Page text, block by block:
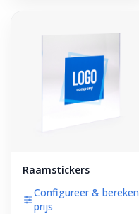
Raamstickers
Configureer & bereken
prijs